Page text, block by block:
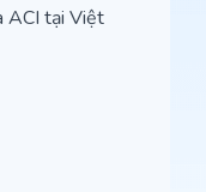
ACI tại Việt